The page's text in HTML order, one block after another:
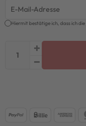
Hiermit bestätige ich, dass ich die